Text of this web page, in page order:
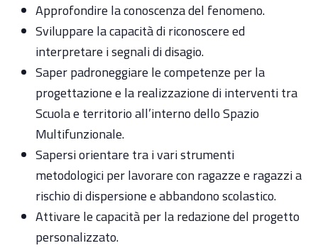
Approfondire la conoscenza del fenomeno.
Sviluppare la capacità di riconoscere ed
interpretare i segnali di disagio.
Saper padroneggiare le competenze per la
progettazione e la realizzazione di interventi tra
Scuola e territorio all’interno dello Spazio
Multifunzionale.
Sapersi orientare tra i vari strumenti
metodologici per lavorare con ragazze e ragazzi a
rischio di dispersione e abbandono scolastico.
Attivare le capacità per la redazione del progetto
personalizzato.